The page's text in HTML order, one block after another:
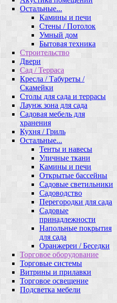
Остальные...
Камины и печи
Стены / Потолок
Умный дом
Бытовая техника
Строительство
Двери
Сад / Терраса
Кресла / Табуреты /
Скамейки
Столы для сада и террасы
Лаунж зона для сада
Садовая мебель для
хранения
Кухня / Гриль
Остальные...
Тенты и навесы
Уличные ткани
Камины и печи
Открытые бассейны
Садовые светильники
Садоводство
Перегородки для сада
Садовые
принадлежности
Напольные покрытия
для сада
Оранжереи / Беседки
Торговое оборудование
Торговые системы
Витрины и прилавки
Торговое освещение
Подсветка мебели